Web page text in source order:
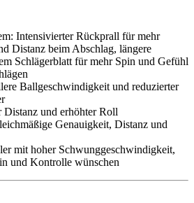
Intensivierter Rückprall für mehr
Distanz beim Abschlag, längere
Schlägerblatt für mehr Spin und Gefühl
Ballgeschwindigkeit und reduzierter
und erhöhter Roll
Genauigkeit, Distanz und
mit hoher Schwunggeschwindigkeit,
und Kontrolle wünschen